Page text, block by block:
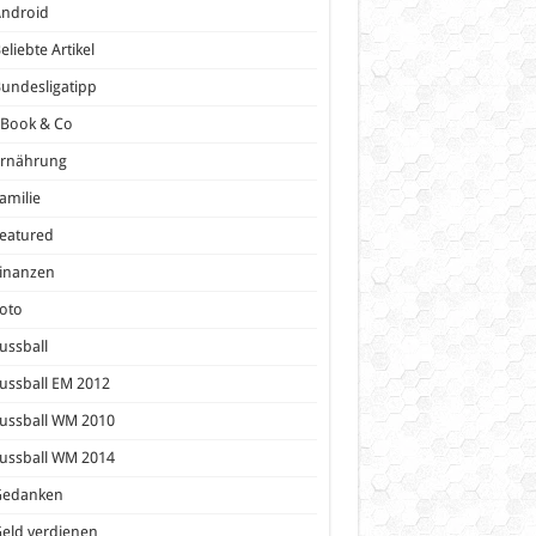
Artikel
& Co
EM 2012
WM 2010
WM 2014
verdienen